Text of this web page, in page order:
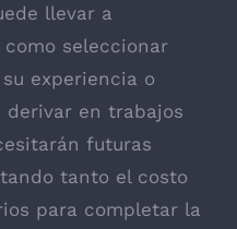
llevar a
seleccionar
experiencia o
derivar en trabajos
futuras
tanto el costo
para completar la